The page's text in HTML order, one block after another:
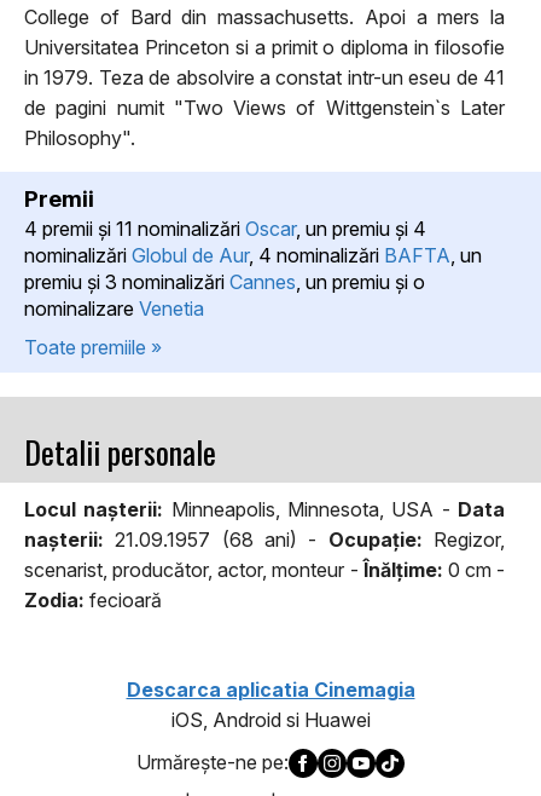
College of Bard din massachusetts. Apoi a mers la
Universitatea Princeton si a primit o diploma in filosofie
in 1979. Teza de absolvire a constat intr-un eseu de 41
de pagini numit "Two Views of Wittgenstein`s Later
Philosophy".
Premii
4 premii şi 11 nominalizări Oscar, un premiu şi 4
nominalizări Globul de Aur, 4 nominalizări BAFTA , un
premiu şi 3 nominalizări Cannes , un premiu şi o
nominalizare Venetia
Toate premiile »
Detalii personale
Locul naşterii: Minneapolis, Minnesota, USA - Data
naşterii: 21.09.1957 (68 ani) - Ocupaţie: Regizor,
scenarist, producător, actor, monteur -Înălţime: 0 cm -
Zodia: fecioară
Descarca aplicatia Cinemagia
iOS, Android si Huawei
Urmăreşte-ne pe: